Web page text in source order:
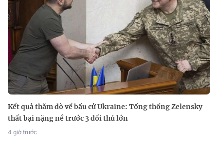
Kết quả thăm dò về bầu cử Ukraine: Tổng thống Zelensky
thất bại nặng nề trước 3 đối thủ lớn
4 giờ trước